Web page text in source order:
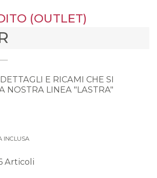
(OUTLET)
E RICAMI CHE SI
NOSTRA LINEA "LASTRA"
INCLUSA
Articoli